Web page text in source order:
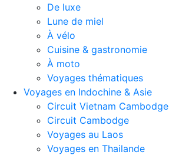
De luxe
Lune de miel
À vélo
Cuisine & gastronomie
À moto
Voyages thématiques
Voyages en Indochine & Asie
Circuit Vietnam Cambodge
Circuit Cambodge
Voyages au Laos
Voyages en Thailande